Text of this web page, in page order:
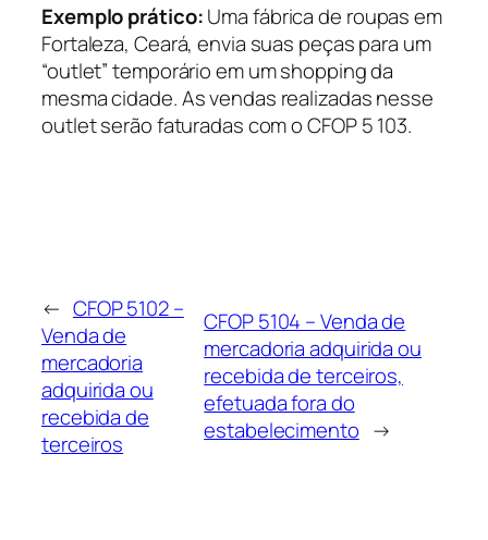
Exemplo prático:Uma fábrica de roupas em
Fortaleza, Ceará, envia suas peças para um
“outlet” temporário em um shopping da
mesma cidade. As vendas realizadas nesse
outlet serão faturadas com o CFOP 5 103.
← CFOP 5102 –
Venda de
mercadoria
adquirida ou
recebida de
terceiros
CFOP 5104 – Venda de
mercadoria adquirida ou
recebida de terceiros,
efetuada fora do
estabelecimento →